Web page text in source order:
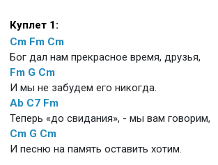
Куплет 1:
Cm Fm Cm
Бог дал нам прекрасное время, друзья,
Fm G Cm
И мы не забудем его никогда.
Ab C7 Fm
Теперь «до свидания», - мы вам говорим,
Cm G Cm
И песню на память оставить хотим.